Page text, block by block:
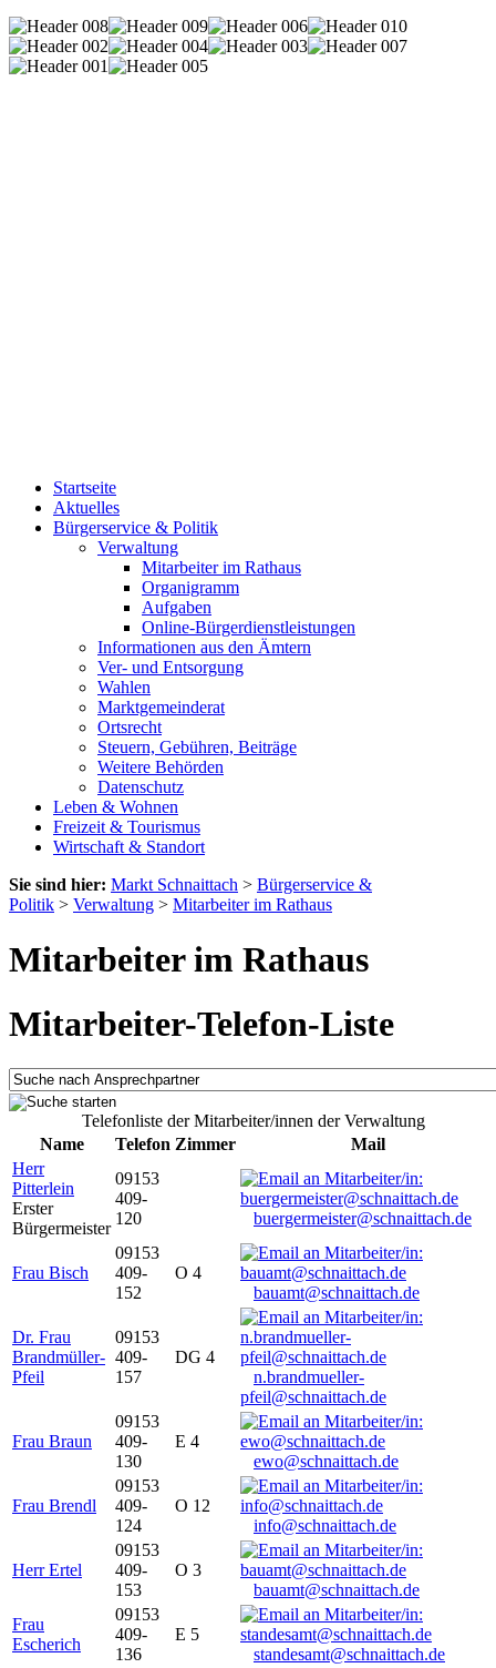
Startseite
Aktuelles
Bürgerservice & Politik
Verwaltung
Mitarbeiter im Rathaus
Organigramm
Aufgaben
Online-Bürgerdienstleistungen
Informationen aus den Ämtern
Ver- und Entsorgung
Wahlen
Marktgemeinderat
Ortsrecht
Steuern, Gebühren, Beiträge
Weitere Behörden
Datenschutz
Leben & Wohnen
Freizeit & Tourismus
Wirtschaft & Standort
Sie sind hier: Markt Schnaittach > Bürgerservice &
Politik > Verwaltung > Mitarbeiter im Rathaus
Mitarbeiter im Rathaus
Mitarbeiter-Telefon-Liste
Telefonliste der Mitarbeiter/innen der Verwaltung
Name
Telefon Zimmer
Mail
Herr
Pitterlein
Erster
Bürgermeister
09153
409-
120
buergermeister@schnaittach.de
Frau Bisch
09153
409-
152
O 4
bauamt@schnaittach.de
Dr. Frau
Brandmüller-
Pfeil
09153
409-
157
DG 4
n.brandmueller-
pfeil@schnaittach.de
Frau Braun
09153
409-
130
E 4
ewo@schnaittach.de
Frau Brendl
09153
409-
124
O 12
info@schnaittach.de
Herr Ertel
09153
409-
153
O 3
bauamt@schnaittach.de
Frau
Escherich
09153
409-
136
E 5
standesamt@schnaittach.de